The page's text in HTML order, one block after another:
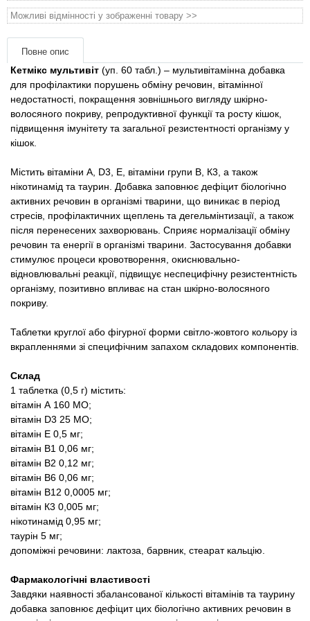
Можливі відмінності у зображенні товару >>
Повне опис
Кетмікс мультивіт (уп. 60 табл.) – мультивітамінна добавка
для профілактики порушень обміну речовин, вітамінної
недостатності, покращення зовнішнього вигляду шкірно-
волосяного покриву, репродуктивної функції та росту кішок,
підвищення імунітету та загальної резистентності організму у
кішок.
Містить вітаміни А, D3, Е, вітаміни групи В, К3, а також
нікотинамід та таурин. Добавка заповнює дефіцит біологічно
активних речовин в організмі тварини, що виникає в період
стресів, профілактичних щеплень та дегельмінтизації, а також
після перенесених захворювань. Сприяє нормалізації обміну
речовин та енергії в організмі тварини. Застосування добавки
стимулює процеси кровотворення, окиснювально-
відновлювальні реакції, підвищує неспецифічну резистентність
організму, позитивно впливає на стан шкірно-волосяного
покриву.
Таблетки круглої або фігурної форми світло-жовтого кольору із
вкрапленнями зі специфічним запахом складових компонентів.
Склад
1 таблетка (0,5 г) містить:
вітамін А 160 МО;
вітамін D3 25 МО;
вітамін Е 0,5 мг;
вітамін В1 0,06 мг;
вітамін В2 0,12 мг;
вітамін В6 0,06 мг;
вітамін В12 0,0005 мг;
вітамін К3 0,005 мг;
нікотинамід 0,95 мг;
таурін 5 мг;
допоміжні речовини: лактоза, барвник, стеарат кальцію.
Фармакологічні властивості
Завдяки наявності збалансованої кількості вітамінів та таурину
добавка заповнює дефіцит цих біологічно активних речовин в
Товари для голубів
Товари для гризунів
Товари для коней
Товари для людей
Хозряд - господарчі товари оптом
Популярні зоотовари
Архів / Знято з виробництва